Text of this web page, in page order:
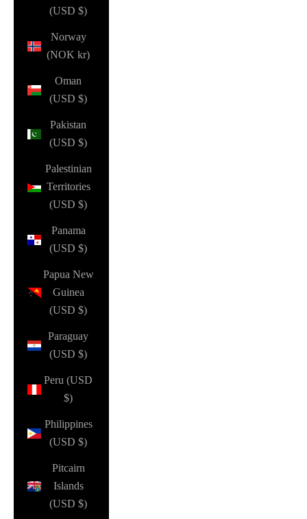
(USD $)
Norway
(NOK kr)
Oman
(USD $)
Pakistan
(USD $)
Palestinian
Territories
(USD $)
Panama
(USD $)
Papua New
Guinea
(USD $)
Paraguay
(USD $)
Peru (USD
$)
Philippines
(USD $)
Pitcairn
Islands
(USD $)